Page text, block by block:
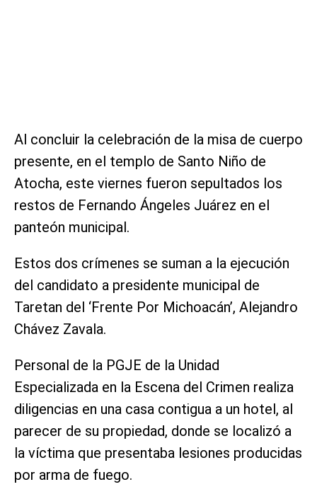
Al concluir la celebración de la misa de cuerpo
presente, en el templo de Santo Niño de
Atocha, este viernes fueron sepultados los
restos de Fernando Ángeles Juárez en el
panteón municipal.
Estos dos crímenes se suman a la ejecución
del candidato a presidente municipal de
Taretan del ‘Frente Por Michoacán’, Alejandro
Chávez Zavala.
Personal de la PGJE de la Unidad
Especializada en la Escena del Crimen realiza
diligencias en una casa contigua a un hotel, al
parecer de su propiedad, donde se localizó a
la víctima que presentaba lesiones producidas
por arma de fuego.